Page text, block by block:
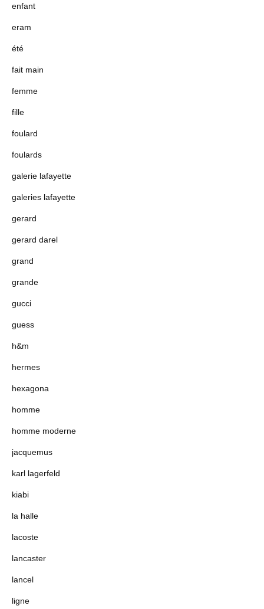
enfant
eram
été
fait main
femme
fille
foulard
foulards
galerie lafayette
galeries lafayette
gerard
gerard darel
grand
grande
gucci
guess
h&m
hermes
hexagona
homme
homme moderne
jacquemus
karl lagerfeld
kiabi
la halle
lacoste
lancaster
lancel
ligne